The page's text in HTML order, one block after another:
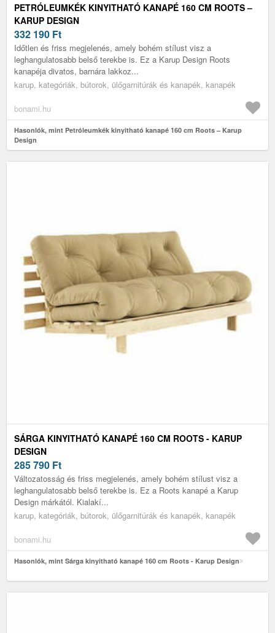
PETRÓLEUMKÉK KINYITHATÓ KANAPÉ 160 CM ROOTS –
KARUP DESIGN
332 190 Ft
Időtlen és friss megjelenés, amely bohém stílust visz a
leghangulatosabb belső terekbe is. Ez a Karup Design Roots
kanapéja divatos, barnára lakkoz...
karup, kategóriák, bútorok, ülőgarnitúrák és kanapék, kanapék
bonami.hu
Hasonlók, mint Petróleumkék kinyitható kanapé 160 cm Roots – Karup
Design
SÁRGA KINYITHATÓ KANAPÉ 160 CM ROOTS - KARUP
DESIGN
285 790 Ft
Változatosság és friss megjelenés, amely bohém stílust visz a
leghangulatosabb belső terekbe is. Ez a Roots kanapé a Karup
Design márkától. Kialakí...
karup, kategóriák, bútorok, ülőgarnitúrák és kanapék, kanapék
bonami.hu
Hasonlók, mint Sárga kinyitható kanapé 160 cm Roots - Karup Design